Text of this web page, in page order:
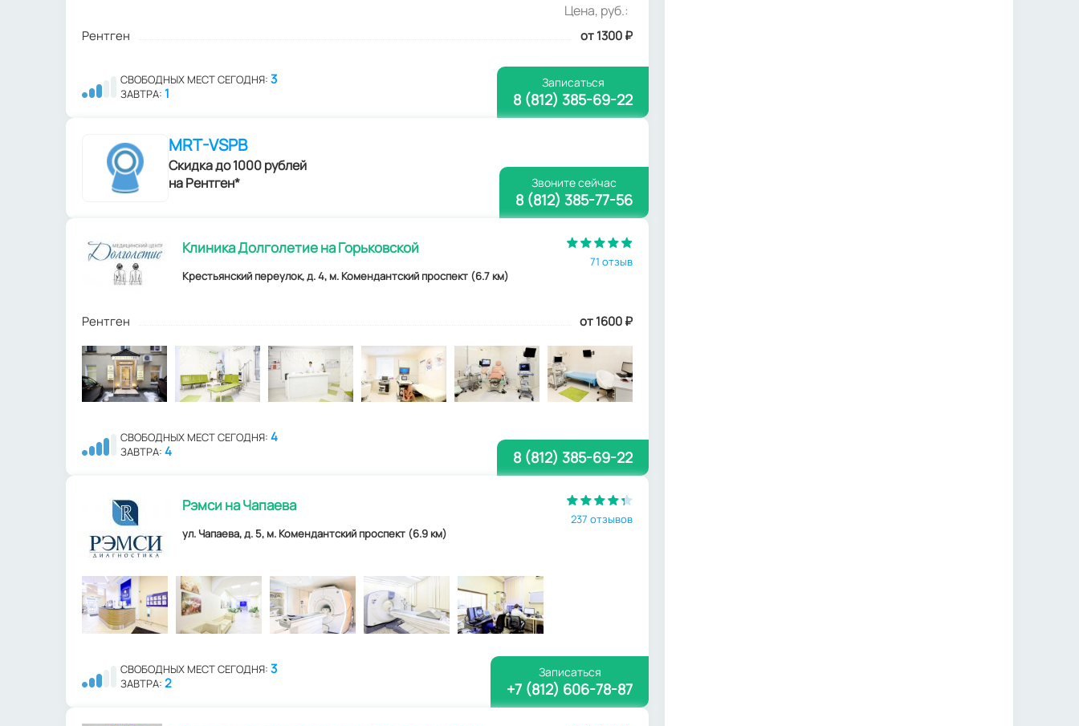
Цена, руб.:
Рентген от 1300₽
СВОБОДНЫХ МЕСТ СЕГОДНЯ: 3
ЗАВТРА: 1
Записаться
8 (812) 385-69-22
MRT-VSPB
Скидка до 1000 рублей
на Рентген*
Звоните сейчас
8 (812) 385-77-56
Клиника Долголетие на Горьковской
Крестьянский переулок, д. 4, м. Комендантский проспект (6.7 км)
71 отзыв
Рентген от 1600₽
СВОБОДНЫХ МЕСТ СЕГОДНЯ: 4
ЗАВТРА: 4 8 (812) 385-69-22
Рэмси на Чапаева
ул. Чапаева, д. 5, м. Комендантский проспект (6.9 км)
237 отзывов
СВОБОДНЫХ МЕСТ СЕГОДНЯ: 3
ЗАВТРА: 2
Записаться
+7 (812) 606-78-87